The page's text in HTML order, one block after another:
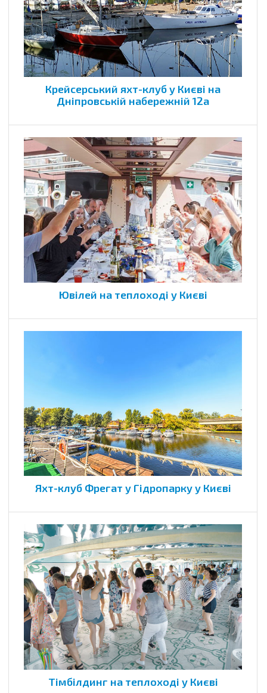
Крейсерський яхт-клуб у Києві на
Дніпровській набережній 12а
Ювілей на теплоході у Києві
Яхт-клуб Фрегат у Гідропарку у Києві
Тімбілдинг на теплоході у Києві